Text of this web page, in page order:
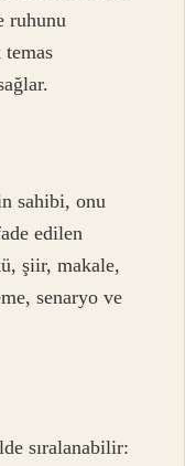
ruhunu
sahibi, onu
edilen
şiir, makale,
senaryo ve
sıralanabilir: